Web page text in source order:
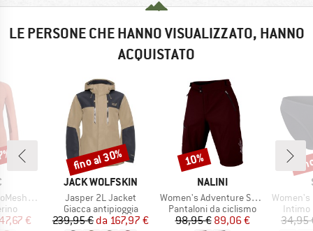
LE PERSONE CHE HANNO VISUALIZZATO, HANNO
ACQUISTATO
L/S
ridotto
€
MARCHIO
JACK WOLFSKIN
Articolo
Jasper 2L Jacket
Gruppo di prodotti
Giacca antipioggia
Prezzo
239,95 € Prezzo ridotto
da 167,97 €
Sconto
fino al 30%
MARCHIO
NALINI
Articolo
Women's Adventure Short
Gruppo di prodotti
Pantaloni da ciclismo
Prezzo
98,95 €Prezzo ridotto
89,06 €
Sconto
10%
Articolo
Women's
Intimo
34,95